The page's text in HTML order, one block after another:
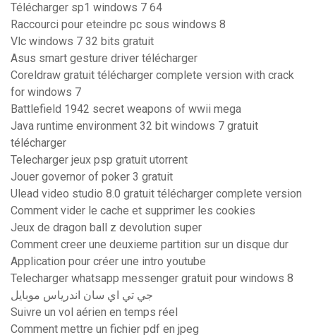
Télécharger sp1 windows 7 64
Raccourci pour eteindre pc sous windows 8
Vlc windows 7 32 bits gratuit
Asus smart gesture driver télécharger
Coreldraw gratuit télécharger complete version with crack
for windows 7
Battlefield 1942 secret weapons of wwii mega
Java runtime environment 32 bit windows 7 gratuit
télécharger
Telecharger jeux psp gratuit utorrent
Jouer governor of poker 3 gratuit
Ulead video studio 8.0 gratuit télécharger complete version
Comment vider le cache et supprimer les cookies
Jeux de dragon ball z devolution super
Comment creer une deuxieme partition sur un disque dur
Application pour créer une intro youtube
Telecharger whatsapp messenger gratuit pour windows 8
جي تي اي سان اندرياس موبايل
Suivre un vol aérien en temps réel
Comment mettre un fichier pdf en jpeg